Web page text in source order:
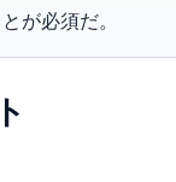
が必須だ。